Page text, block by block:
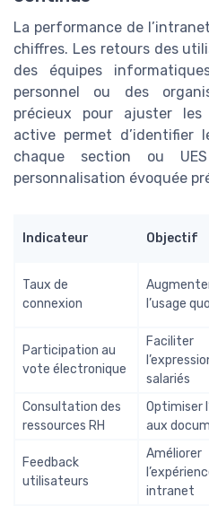
La performance de
chiffres. Les retours des
des équipes
personnel ou des
précieux pour ajuster les
active permet d’identifier
chaque section ou
personnalisation évoquée
Indicateur Objectif
Taux de
connexion
l’usage
Participation au
vote électronique
Faciliter
salariés
Consultation des
ressources RH
Optimiser
aux
Feedback
utilisateurs
Améliorer
intranet